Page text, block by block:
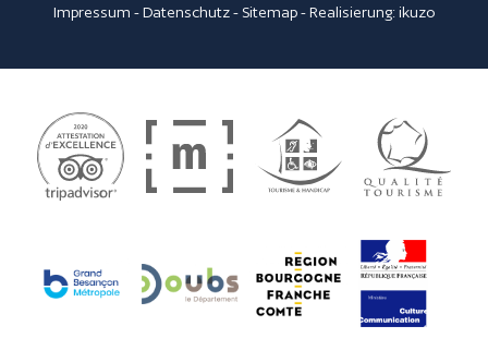
Impressum -Datenschutz- Sitemap- Realisierung:ikuzo